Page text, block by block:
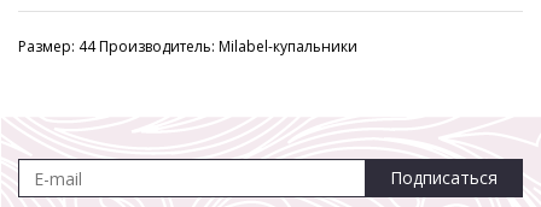
Размер: 44 Производитель: Milabel-купальники
Подписаться